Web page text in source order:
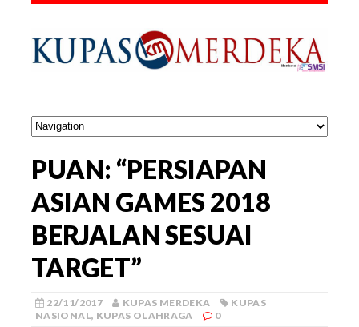
PUAN: “PERSIAPAN
ASIAN GAMES 2018
BERJALAN SESUAI
TARGET”
22/11/2017 KUPAS MERDEKA
KUPAS
NASIONAL, KUPAS OLAHRAGA 0